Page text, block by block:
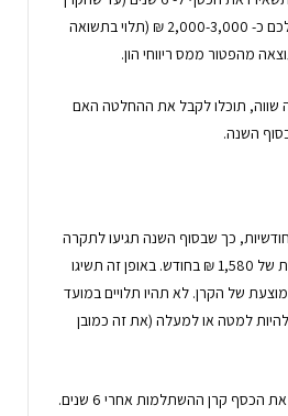
תהיה נזילה), זה יהיה שווה לכם כ- 2,000-3,000 ₪ (תלוי בתשואה
מהפטור ממס ריווחי הון.
שווה, תוכלו לקבל את ההחלטה האם
השנה.
כך שבסוף השנה תגיעו לתקרה
הנ"ל, כלומר הפקדה חודשית של 1,580 ₪ בחודש. באופן זה תשיגו
של הקרן. לא תהיו תלויים במועד
להיות למטה או למעלה (את זה כמובן
שנית, אין זו המלצה למשוך את הכסף קרן ההשתלמות אחרי 6 שנים.